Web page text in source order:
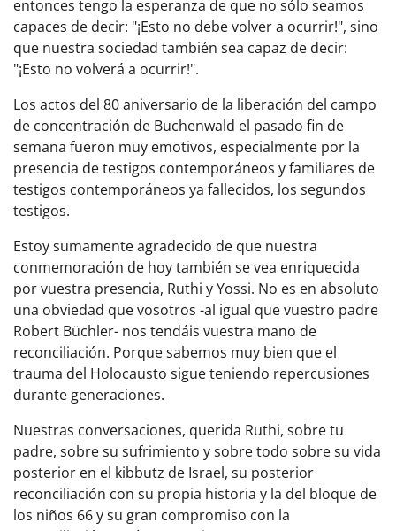
entonces tengo la esperanza de que no sólo seamos
capaces de decir: "¡Esto no debe volver a ocurrir!", sino
que nuestra sociedad también sea capaz de decir:
"¡Esto no volverá a ocurrir!".
Los actos del 80 aniversario de la liberación del campo
de concentración de Buchenwald el pasado fin de
semana fueron muy emotivos, especialmente por la
presencia de testigos contemporáneos y familiares de
testigos contemporáneos ya fallecidos, los segundos
testigos.
Estoy sumamente agradecido de que nuestra
conmemoración de hoy también se vea enriquecida
por vuestra presencia, Ruthi y Yossi. No es en absoluto
una obviedad que vosotros -al igual que vuestro padre
Robert Büchler- nos tendáis vuestra mano de
reconciliación. Porque sabemos muy bien que el
trauma del Holocausto sigue teniendo repercusiones
durante generaciones.
Nuestras conversaciones, querida Ruthi, sobre tu
padre, sobre su sufrimiento y sobre todo sobre su vida
posterior en el kibbutz de Israel, su posterior
reconciliación con su propia historia y la del bloque de
los niños 66 y su gran compromiso con la